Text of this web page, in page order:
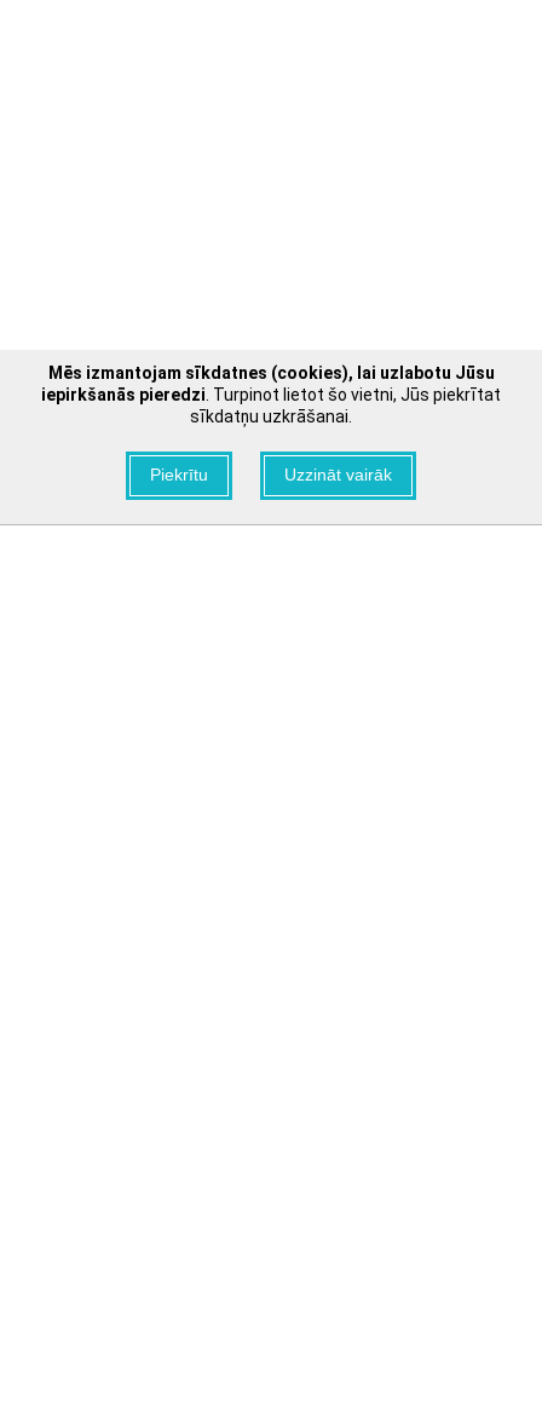
Mēs izmantojam sīkdatnes (cookies), lai uzlabotu Jūsu
iepirkšanās pieredzi . Turpinot lietot šo vietni, Jūs piekrītat
sīkdatņu uzkrāšanai.
Piekrītu Uzzināt vairāk